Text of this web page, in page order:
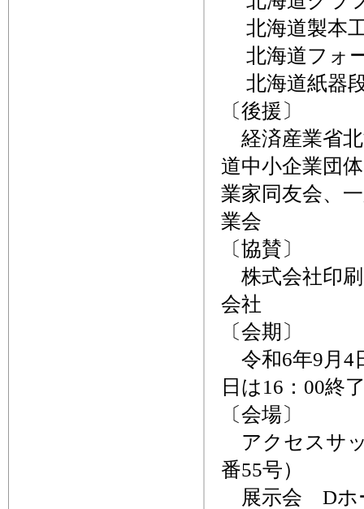
北海道製本
北海道フォ
北海道紙器
〔後援〕
経済産業省北
道中小企業団
業家同友会、
業会
〔協賛〕
株式会社印
会社
〔会期〕
令和6年9月4
日は16：00終
〔会場〕
アクセスサ
番55号）
展示会 Dホ